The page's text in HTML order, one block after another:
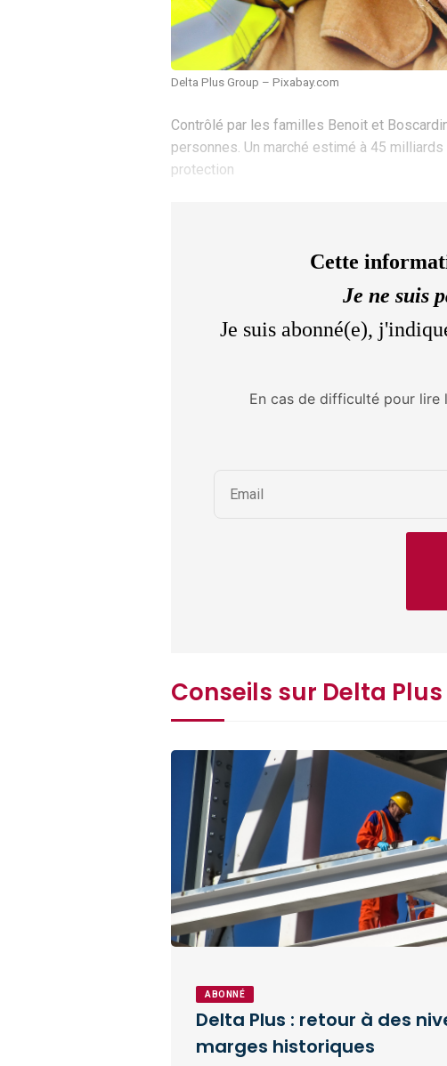
Delta Plus Group – Pixabay.com
Contrôlé par les familles Benoit et
personnes. Un marché estimé à 45
protection
Cette
Je ne suis
Je suis abonné(e),
En cas de difficulté pour lire
Conseils sur Delta
ABONNÉ
Delta Plus : retour à des
marges historiques